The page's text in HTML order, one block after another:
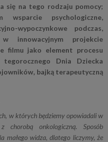
się na tego rodzaju pomocy;
wsparcie psychologiczne,
wypoczynkowe podczas,
innowacyjnym projekcie
filmu jako element procesu
Dnia Dziecka
bajką terapeutyczną
w których będziemy opowiadali w
chorobą onkologiczną. Sposób
małego widza, dlatego liczymy, że